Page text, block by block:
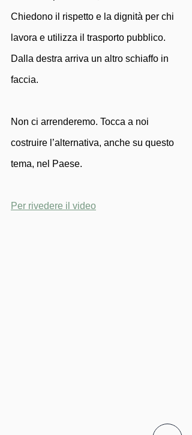
Chiedono il rispetto e la dignità per chi
lavora e utilizza il trasporto pubblico.
Dalla destra arriva un altro schiaffo in
faccia.
Non ci arrenderemo. Tocca a noi
costruire l’alternativa, anche su questo
tema, nel Paese.
Per rivedere il video